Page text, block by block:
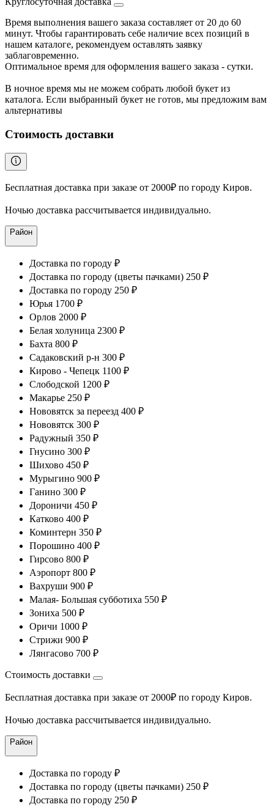
Время выполнения вашего заказа составляет от 20 до 60
минут. Чтобы гарантировать себе наличие всех позиций в
нашем каталоге, рекомендуем оставлять заявку
заблаговременно.
Оптимальное время для оформления вашего заказа - сутки.
В ночное время мы не можем собрать любой букет из
каталога. Если выбранный букет не готов, мы предложим вам
альтернативы
Стоимость доставки
Бесплатная доставка при заказе от 2000₽ по городу Киров.
Ночью доставка рассчитывается индивидуально.
Район
Доставка по городу ₽
Доставка по городу (цветы пачками) 250 ₽
Доставка по городу 250 ₽
Юрья 1700 ₽
Орлов 2000 ₽
Белая холуница 2300 ₽
Бахта 800 ₽
Садаковский р-н 300 ₽
Кирово - Чепецк 1100 ₽
Слободской 1200 ₽
Макарье 250 ₽
Нововятск за переезд 400 ₽
Нововятск 300 ₽
Радужный 350 ₽
Гнусино 300 ₽
Шихово 450 ₽
Мурыгино 900 ₽
Ганино 300 ₽
Дороничи 450 ₽
Катково 400 ₽
Коминтерн 350 ₽
Порошино 400 ₽
Гирсово 800 ₽
Аэропорт 800 ₽
Вахруши 900 ₽
Малая- Большая субботиха 550 ₽
Зониха 500 ₽
Оричи 1000 ₽
Стрижи 900 ₽
Лянгасово 700 ₽
Стоимость доставки
Бесплатная доставка при заказе от 2000₽ по городу Киров.
Ночью доставка рассчитывается индивидуально.
Район
Доставка по городу ₽
Доставка по городу (цветы пачками) 250 ₽
Доставка по городу 250 ₽